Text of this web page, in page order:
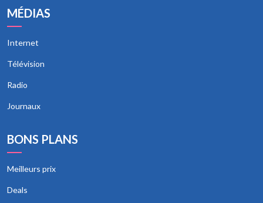
MÉDIAS
Internet
Télévision
Radio
Journaux
BONS PLANS
Meilleurs prix
Deals